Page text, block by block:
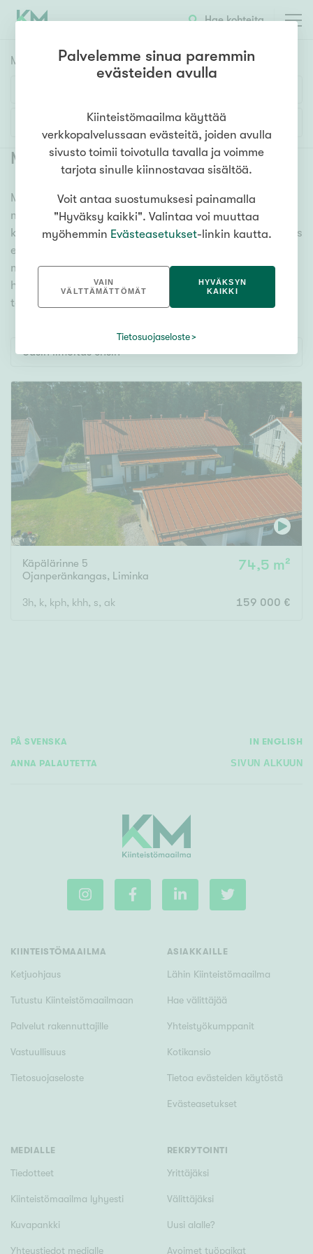
Hae kohteita
Myyntikohteet
1h 2h 3h 4h 5h+
Asuntotyyppi
Kerros-/luhtitalo
Rivitalo/paritalo
Omakoti-/erillistalo
Maa- tai metsätila
Vapaa-ajan asunto
Autotalli
Hinta
000 000 €
Pinta-ala
Asuinpinta-ala Kokonaispinta-ala
Uudiskohteet
Tyydyttävä
Välttävä
Hissi
Järvi- tai merinäköala
Maalämpö
Parveke
Senioriasunto
Lisää hakuehtoja
Myytävät asunnot Liminka (1)
Meiltä löydät myytävät asunnot Liminka, oli tarpeesi
mikä vain! Tuhansien kohteiden ja satojen
kiinteistönvälittäjien verkostomme auttaa sinua kenties
elämäsi tärkeimmässä päätöksessä. Katso alta kaikki
myytävät asunnot Liminka. Hyödynnä myös kätevää
hakutyökaluamme, jonka avulla löydät omien
toiveidesi mukaisen kodin.
Uusin ilmoitus ensin
Käpälärinne 5
Ojanperänkangas, Liminka
74,5 m²
3h, k, kph, khh, s, ak 159 000 €
PÅ SVENSKA IN ENGLISH
ANNA PALAUTETTA SIVUN ALKUUN
KIINTEISTÖMAAILMA
Ketjuohjaus
Tutustu Kiinteistömaailmaan
Palvelut rakennuttajille
Vastuullisuus
Tietosuojaseloste
ASIAKKAILLE
Lähin Kiinteistömaailma
Hae välittäjää
Yhteistyökumppanit
Kotikansio
Tietoa evästeiden käytöstä
Evästeasetukset
MEDIALLE
Tiedotteet
Kiinteistömaailma lyhyesti
Kuvapankki
Yhteystiedot medialle
REKRYTOINTI
Yrittäjäksi
Välittäjäksi
Uusi alalle?
Avoimet työpaikat
Palvelemme sinua paremmin
evästeiden avulla
Kiinteistömaailma käyttää
verkkopalvelussaan evästeitä, joiden avulla
sivusto toimii toivotulla tavalla ja voimme
tarjota sinulle kiinnostavaa sisältöä.
Voit antaa suostumuksesi painamalla
"Hyväksy kaikki". Valintaa voi muuttaa
myöhemmin Evästeasetukset-linkin kautta.
VAIN
VÄLTTÄMÄTTÖMÄT
HYVÄKSYN
KAIKKI
Tietosuojaseloste